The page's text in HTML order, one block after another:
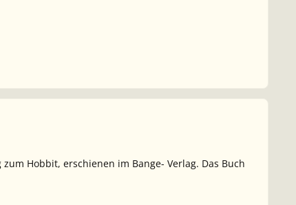
Hobbit, erschienen im Bange- Verlag. Das Buch